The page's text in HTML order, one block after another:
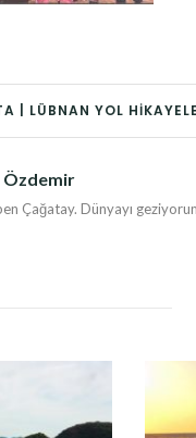
| LÜBNAN YOL
Özdemir
Çağatay. Dünyayı